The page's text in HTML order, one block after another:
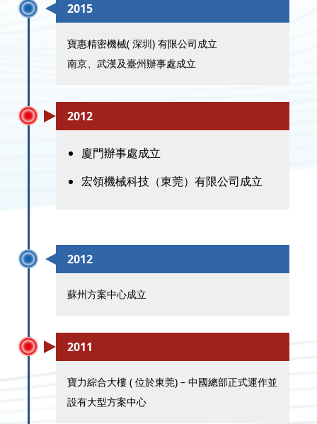
2015
寶惠精密機械( 深圳) 有限公司成立
南京、武漢及臺州辦事處成立
2012
廈門辦事處成立
宏領機械科技（東莞）有限公司成立
2012
蘇州方案中心成立
2011
寶力綜合大樓 ( 位於東莞) – 中國總部正式運作並
設有大型方案中心